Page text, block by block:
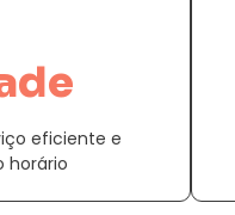
eficiente e
horário